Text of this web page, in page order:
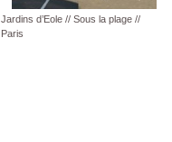
Jardins d’Eole // Sous la plage //
Paris